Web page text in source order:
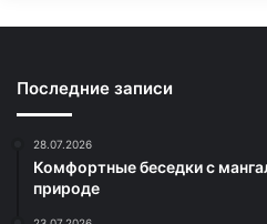
Последние записи
28.07.2026
Комфортные беседки с
природе